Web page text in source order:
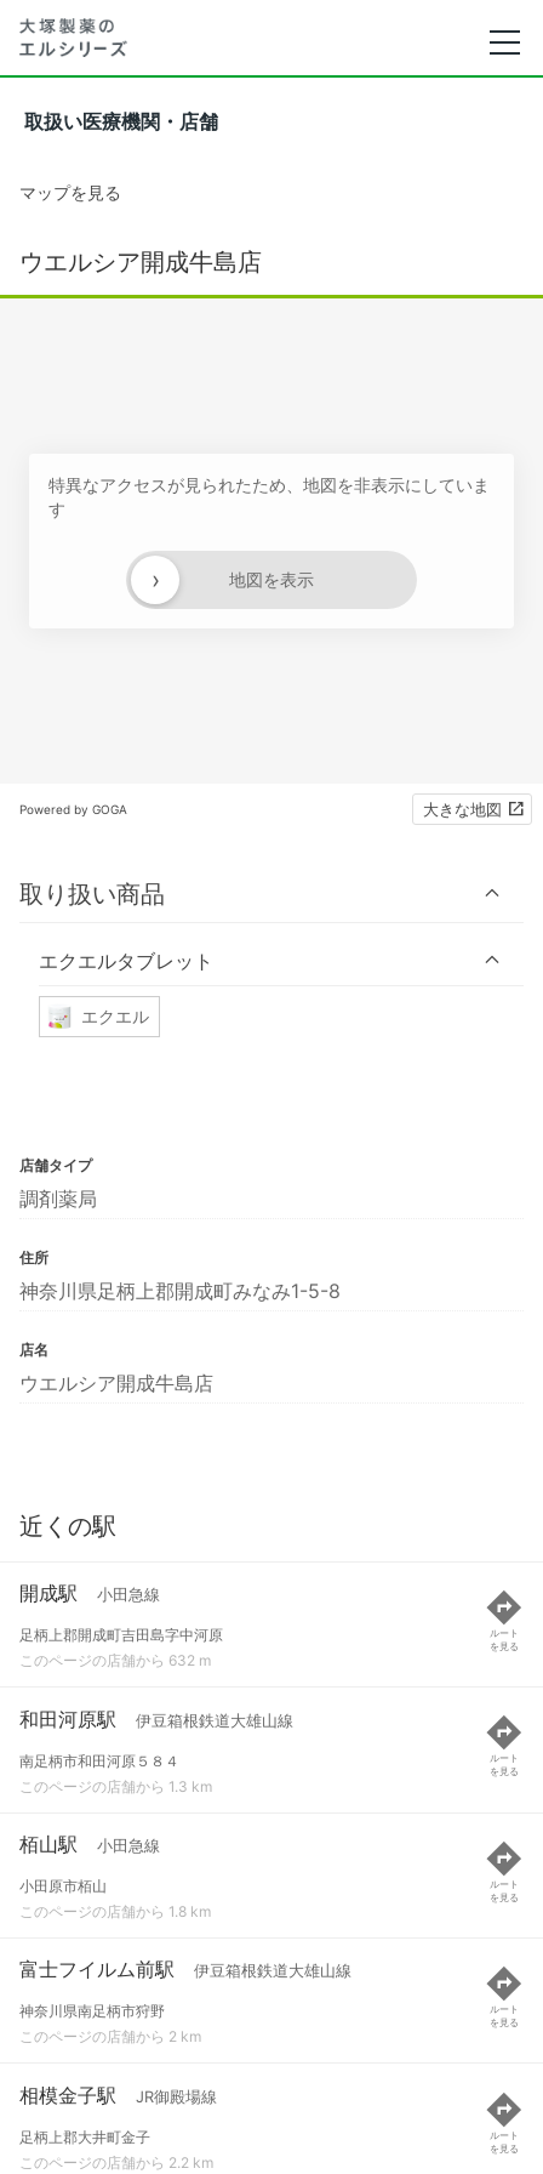
取扱い医療機関・店舗
マップを見る
ウエルシア開成牛島店
特異なアクセスが見られたため、地図を非表示にしていま
す
地図を表示
›
Powered by GOGA 大きな地図
取り扱い商品
エクエルタブレット
エクエル
店舗タイプ
調剤薬局
住所
神奈川県足柄上郡開成町みなみ1-5-8
店名
ウエルシア開成牛島店
近くの駅
開成駅 小田急線
足柄上郡開成町吉田島字中河原
このページの店舗から 632 m
ルート
を見る
和田河原駅 伊豆箱根鉄道大雄山線
南足柄市和田河原５８４
このページの店舗から 1.3 km
ルート
を見る
栢山駅 小田急線
小田原市栢山
このページの店舗から 1.8 km
ルート
を見る
富士フイルム前駅 伊豆箱根鉄道大雄山線
神奈川県南足柄市狩野
このページの店舗から 2 km
ルート
を見る
相模金子駅 JR御殿場線
足柄上郡大井町金子
このページの店舗から 2.2 km
ルート
を見る